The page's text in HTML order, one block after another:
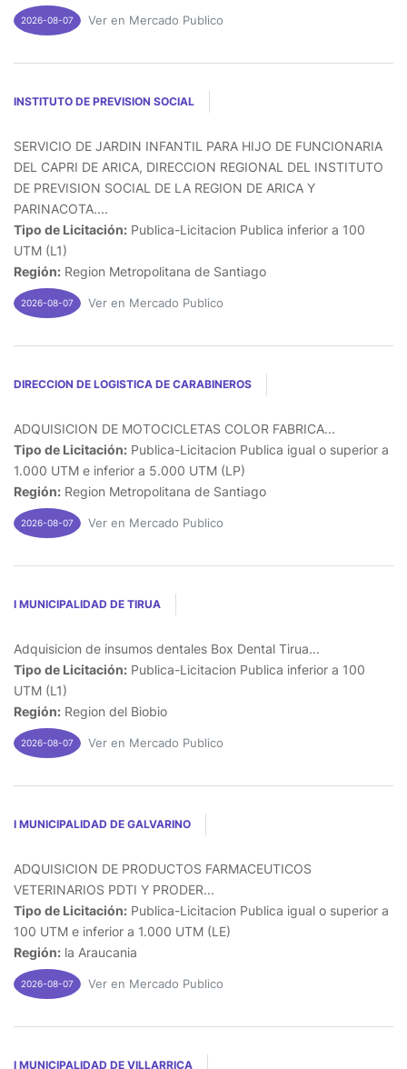
2026-08-07 Ver en Mercado Publico
INSTITUTO DE PREVISION SOCIAL
SERVICIO DE JARDIN INFANTIL PARA HIJO DE FUNCIONARIA
DEL CAPRI DE ARICA, DIRECCION REGIONAL DEL INSTITUTO
DE PREVISION SOCIAL DE LA REGION DE ARICA Y
PARINACOTA....
Tipo de Licitación: Publica-Licitacion Publica inferior a 100
UTM (L1)
Región: Region Metropolitana de Santiago
2026-08-07 Ver en Mercado Publico
DIRECCION DE LOGISTICA DE CARABINEROS
ADQUISICION DE MOTOCICLETAS COLOR FABRICA...
Tipo de Licitación: Publica-Licitacion Publica igual o superior a
1.000 UTM e inferior a 5.000 UTM (LP)
Región: Region Metropolitana de Santiago
2026-08-07 Ver en Mercado Publico
I MUNICIPALIDAD DE TIRUA
Adquisicion de insumos dentales Box Dental Tirua...
Tipo de Licitación: Publica-Licitacion Publica inferior a 100
UTM (L1)
Región: Region del Biobio
2026-08-07 Ver en Mercado Publico
I MUNICIPALIDAD DE GALVARINO
ADQUISICION DE PRODUCTOS FARMACEUTICOS
VETERINARIOS PDTI Y PRODER...
Tipo de Licitación: Publica-Licitacion Publica igual o superior a
100 UTM e inferior a 1.000 UTM (LE)
Región: la Araucania
2026-08-07 Ver en Mercado Publico
I MUNICIPALIDAD DE VILLARRICA